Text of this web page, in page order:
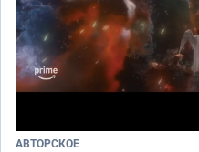
АВТОРСКОЕ